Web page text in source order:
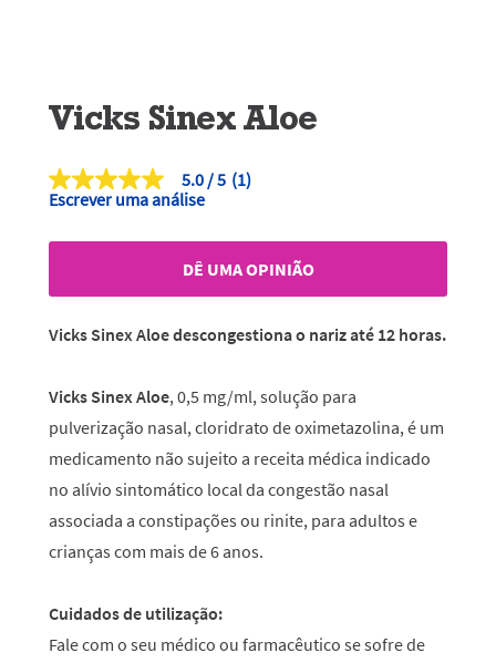
Vicks Sinex Aloe
5.0
de
estrelas,
de
Read
a
para
mesma
página.
5.0
(1)
Escrever uma análise
DÊ UMA OPINIÃO
Vicks Sinex Aloe descongestiona o nariz até 12 horas.
Vicks Sinex Aloe, 0,5 mg/ml, solução para
pulverização nasal, cloridrato de oximetazolina, é um
medicamento não sujeito a receita médica indicado
no alívio sintomático local da congestão nasal
associada a constipações ou rinite, para adultos e
crianças com mais de 6 anos.
Cuidados de utilização:
Fale com o seu médico ou farmacêutico se sofre de